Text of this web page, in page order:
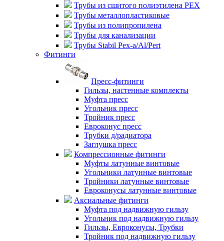
Трубы из сшитого полиэтилена PEX
Трубы металлопластиковые
Трубы из полипропилена
Трубы для канализации
Трубы Stabil Pex-a/Al/Pert
Фитинги
Пресс-фитинги
Гильзы, настенные комплекты
Муфта пресс
Угольник пресс
Тройник пресс
Евроконус пресс
Трубки д/радиатора
Заглушка пресс
Компрессионные фитинги
Муфты латунные винтовые
Угольники латунные винтовые
Тройники латунные винтовые
Евроконусы латунные винтовые
Аксиальные фитинги
Муфта под надвижную гильзу
Угольник под надвижную гильзу
Гильзы, Евроконусы, Трубки
Тройник под надвижную гильзу